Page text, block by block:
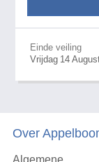
Einde veiling
Vrijdag 14
Over
Algemene